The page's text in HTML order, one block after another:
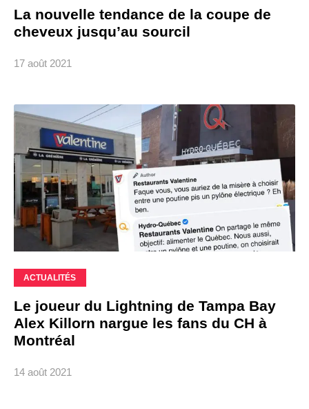
La nouvelle tendance de la coupe de
cheveux jusqu’au sourcil
17 août 2021
ACTUALITÉS
Le joueur du Lightning de Tampa Bay
Alex Killorn nargue les fans du CH à
Montréal
14 août 2021